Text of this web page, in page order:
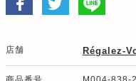
店舗 Régalez-